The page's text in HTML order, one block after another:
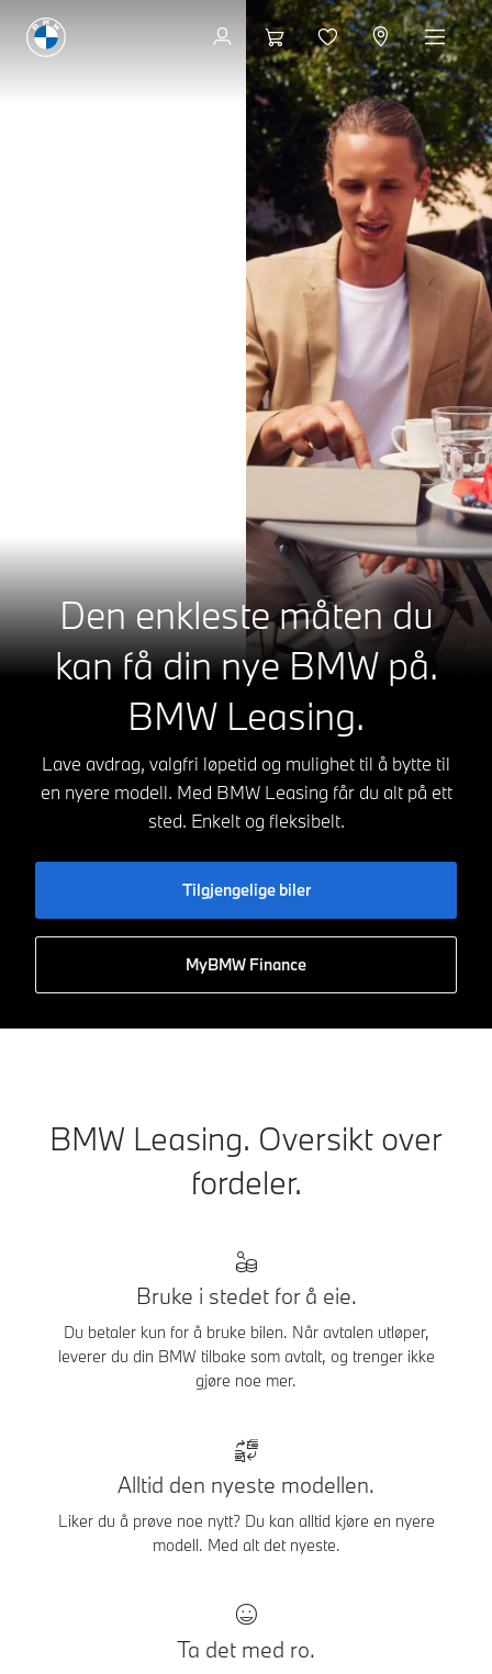
Den enkleste måten du
kan få din nye BMW på.
BMW Leasing.
Lave avdrag, valgfri løpetid og mulighet til å bytte til
en nyere modell. Med BMW Leasing får du alt på ett
sted. Enkelt og fleksibelt.
Tilgjengelige biler
MyBMW Finance
Tilgjengelige biler
BMW Leasing. Oversikt over
fordeler.
Bruke i stedet for å eie.
Du betaler kun for å bruke bilen. Når avtalen utløper,
leverer du din BMW tilbake som avtalt, og trenger ikke
gjøre noe mer.
Alltid den nyeste modellen.
Liker du å prøve noe nytt? Du kan alltid kjøre en nyere
modell. Med alt det nyeste.
Ta det med ro.